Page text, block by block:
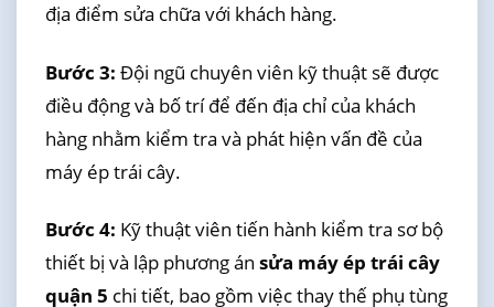
địa điểm sửa chữa với khách hàng.
Bước 3: Đội ngũ chuyên viên kỹ thuật sẽ được
điều động và bố trí để đến địa chỉ của khách
hàng nhằm kiểm tra và phát hiện vấn đề của
máy ép trái cây.
Bước 4: Kỹ thuật viên tiến hành kiểm tra sơ bộ
thiết bị và lập phương án sửa máy ép trái cây
quận 5 chi tiết, bao gồm việc thay thế phụ tùng